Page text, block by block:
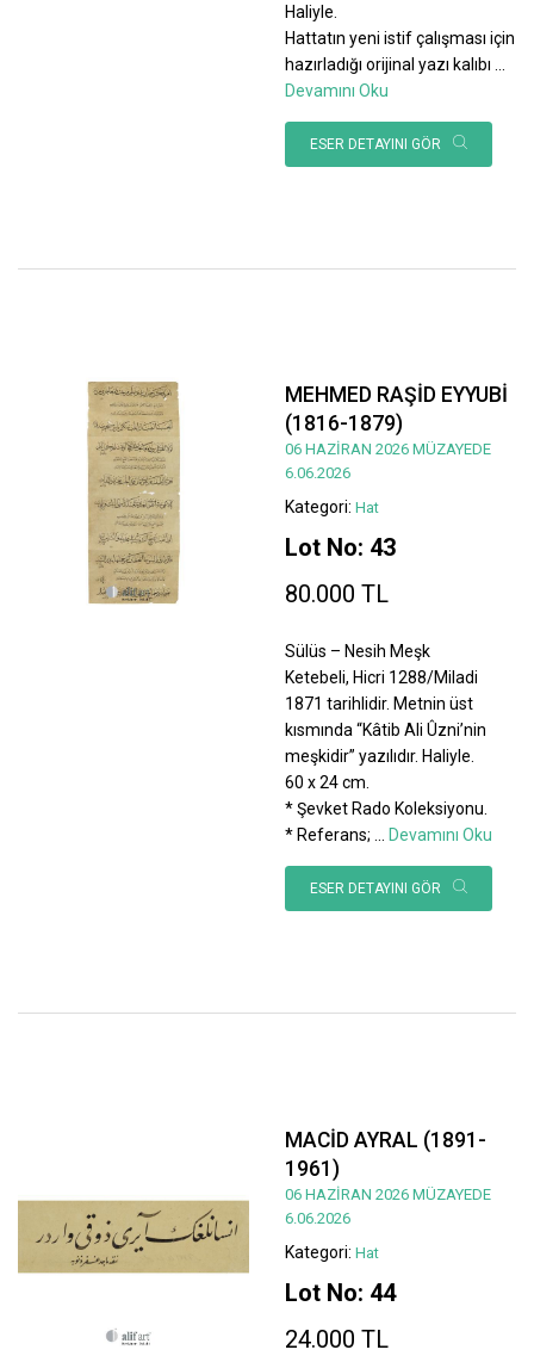
Haliyle.
Hattatın yeni istif çalışması için
hazırladığı orijinal yazı kalıbı
Devamını Oku
ESER DETAYINI GÖR
MEHMED RAŞİD EYYUBİ
(1816-1879)
06 HAZİRAN 2026 MÜZAYEDE
6.06.2026
Kategori: Hat
Lot No: 43
80.000 TL
Sülüs – Nesih Meşk
Ketebeli, Hicri 1288/Miladi
1871 tarihlidir. Metnin üst
kısmında “Kâtib Ali Ûzni’nin
meşkidir” yazılıdır. Haliyle.
60 x 24 cm.
* Şevket Rado Koleksiyonu.
* Referans;
Devamını Oku
ESER DETAYINI GÖR
MACİD AYRAL (1891-
1961)
06 HAZİRAN 2026 MÜZAYEDE
6.06.2026
Kategori: Hat
Lot No: 44
24.000 TL